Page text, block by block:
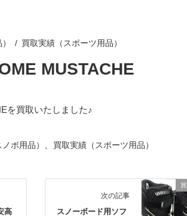
買取実績（スポーツ用品）
MUSTACHE
を買取いたしました♪
ボ用品） 買取実績（スポーツ用品）
高
次の記事
スノーボード用ソフ